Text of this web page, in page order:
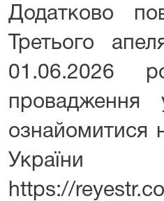
Додатково
Третього
01.06.2026
ознайомитися
https://